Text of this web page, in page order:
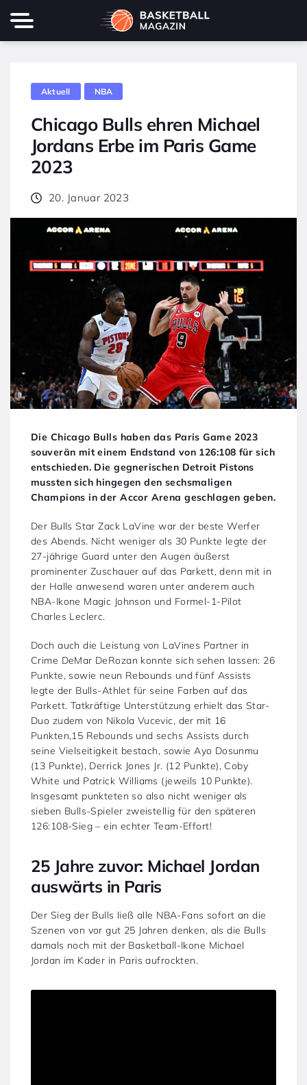
Aktuell NBA
Chicago Bulls ehren Michael
Jordans Erbe im Paris Game
2023
20. Januar 2023
Die Chicago Bulls haben das Paris Game 2023
souverän mit einem Endstand von 126:108 für sich
entschieden. Die gegnerischen Detroit Pistons
mussten sich hingegen den sechsmaligen
Champions in der Accor Arena geschlagen geben.
Der Bulls Star Zack LaVine war der beste Werfer
des Abends. Nicht weniger als 30 Punkte legte der
27-jährige Guard unter den Augen äußerst
prominenter Zuschauer auf das Parkett, denn mit in
der Halle anwesend waren unter anderem auch
NBA-Ikone Magic Johnson und Formel-1-Pilot
Charles Leclerc.
Doch auch die Leistung von LaVines Partner in
Crime DeMar DeRozan konnte sich sehen lassen: 26
Punkte, sowie neun Rebounds und fünf Assists
legte der Bulls-Athlet für seine Farben auf das
Parkett. Tatkräftige Unterstützung erhielt das Star-
Duo zudem von Nikola Vucevic, der mit 16
Punkten,15 Rebounds und sechs Assists durch
seine Vielseitigkeit bestach, sowie Ayo Dosunmu
(13 Punkte), Derrick Jones Jr. (12 Punkte), Coby
White und Patrick Williams (jeweils 10 Punkte).
Insgesamt punkteten so also nicht weniger als
sieben Bulls-Spieler zweistellig für den späteren
126:108-Sieg – ein echter Team-Effort!
25 Jahre zuvor: Michael Jordan
auswärts in Paris
Der Sieg der Bulls ließ alle NBA-Fans sofort an die
Szenen von vor gut 25 Jahren denken, als die Bulls
damals noch mit der Basketball-Ikone Michael
Jordan im Kader in Paris aufrockten.